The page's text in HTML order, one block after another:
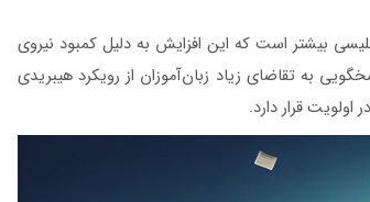
بیشتر است که این افزایش به دلیل کمبود نیروی
به تقاضای زیاد زبان‌آموزان از رویکرد هیبریدی
قرار دارد.